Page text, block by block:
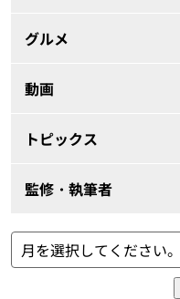
グルメ
動画
トピックス
監修・執筆者